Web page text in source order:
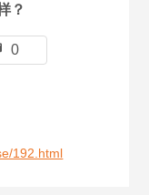
？
0
192.html